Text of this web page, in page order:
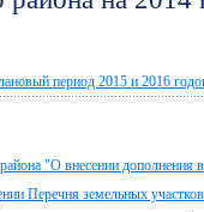
период 2015 и 2016
"О внесении дополнения
Перечня земельных